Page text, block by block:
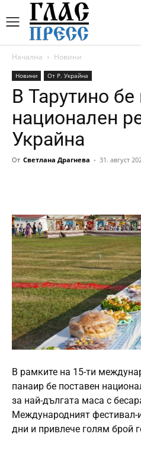
Начална Новини
Новини От Р. Украйна
В Тарутино бе
национален
Украйна
От Светлана Драгнева - 31. август
В рамките на 15-ти
панаир бе поставен
за най-дългата маса с
Международният
дни и привлече голям брой